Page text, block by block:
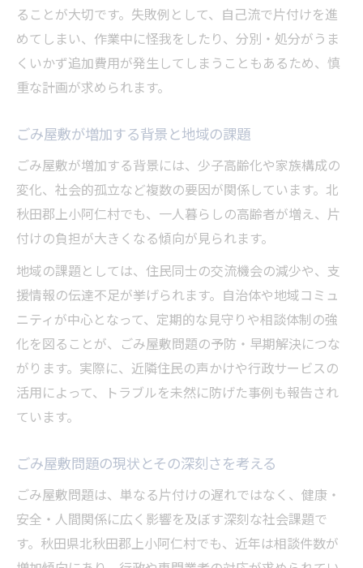
ることが大切です。失敗例として、自己流で片付けを進
めてしまい、作業中に怪我をしたり、分別・処分がうま
くいかず追加費用が発生してしまうこともあるため、慎
重な計画が求められます。
ごみ屋敷が増加する背景と地域の課題
ごみ屋敷が増加する背景には、少子高齢化や家族構成の
変化、社会的孤立など複数の要因が関係しています。北
秋田郡上小阿仁村でも、一人暮らしの高齢者が増え、片
付けの負担が大きくなる傾向が見られます。
地域の課題としては、住民同士の交流機会の減少や、支
援情報の伝達不足が挙げられます。自治体や地域コミュ
ニティが中心となって、定期的な見守りや相談体制の強
化を図ることが、ごみ屋敷問題の予防・早期解決につな
がります。実際に、近隣住民の声かけや行政サービスの
活用によって、トラブルを未然に防げた事例も報告され
ています。
ごみ屋敷問題の現状とその深刻さを考える
ごみ屋敷問題は、単なる片付けの遅れではなく、健康・
安全・人間関係に広く影響を及ぼす深刻な社会課題で
す。秋田県北秋田郡上小阿仁村でも、近年は相談件数が